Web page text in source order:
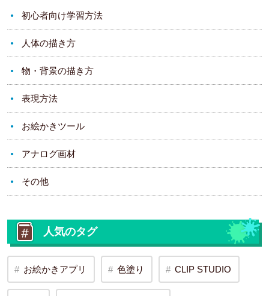
初心者向け学習方法
人体の描き方
物・背景の描き方
表現方法
お絵かきツール
アナログ画材
その他
人気のタグ
お絵かきアプリ 色塗り CLIP STUDIO